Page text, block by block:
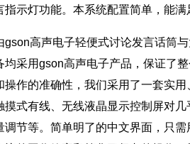
指示灯功能。本系统配置简单，能
gson高声电子轻便式讨论发言话筒
均采用gson高声电子产品，保证了
操作的准确性，我们采用了一套实
摸式有线、无线液晶显示控制屏对
调节等。简单明了的中文界面，只